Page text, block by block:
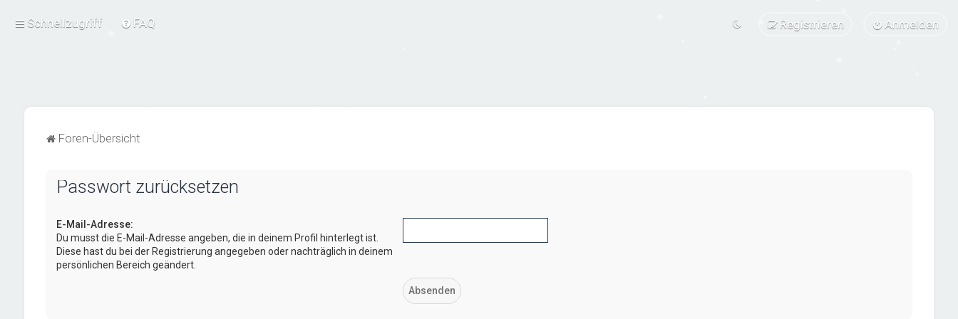
Schnellzugriff FAQ Anmelden
Registrieren
Foren-Übersicht
Passwort zurücksetzen
E-Mail-Adresse:
Du musst die E-Mail-Adresse angeben, die in deinem Profil hinterlegt ist.
Diese hast du bei der Registrierung angegeben oder nachträglich in deinem
persönlichen Bereich geändert.